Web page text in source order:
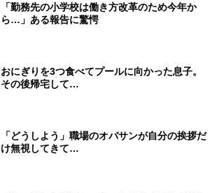
「勤務先の小学校は働き方改革のため今年か
ら…」ある報告に驚愕
おにぎりを3つ食べてプールに向かった息子。
その後帰宅して…
「どうしよう」職場のオバサンが自分の挨拶だ
け無視してきて…